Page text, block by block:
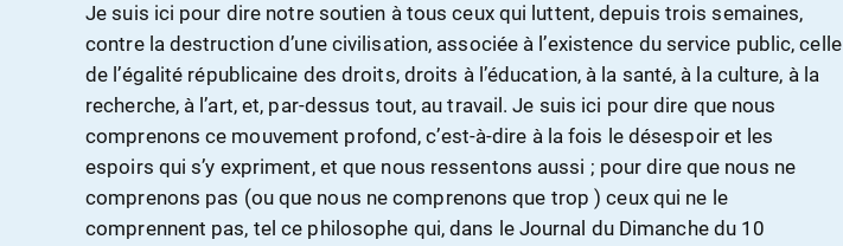
Je suis ici pour dire notre soutien à tous ceux qui luttent, depuis trois semaines,
contre la destruction d’une civilisation, associée à l’existence du service public, celle
de l’égalité républicaine des droits, droits à l’éducation, à la santé, à la culture, à la
recherche, à l’art, et, par-dessus tout, au travail. Je suis ici pour dire que nous
comprenons ce mouvement profond, c’est-à-dire à la fois le désespoir et les
espoirs qui s’y expriment, et que nous ressentons aussi ; pour dire que nous ne
comprenons pas (ou que nous ne comprenons que trop ) ceux qui ne le
comprennent pas, tel ce philosophe qui, dans le Journal du Dimanche du 10